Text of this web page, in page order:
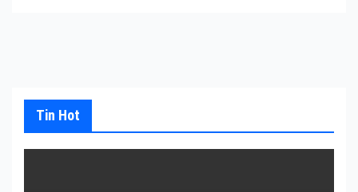
Tin Hot